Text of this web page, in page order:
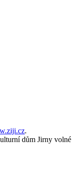
.
dům Jirny volné